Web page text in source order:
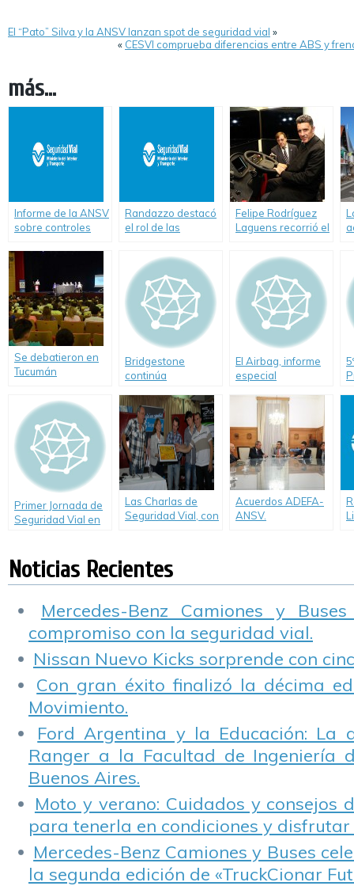
El “Pato” Silva y la ANSV lanzan spot de seguridad vial »
« CESVI comprueba diferencias entre ABS y
más...
Informe de la ANSV
sobre controles
semana largo
Randazzo destacó
el rol de las
familiares y pidió al
Congreso “que
trate el proyecto de
Alcohol 0 en rutas
Felipe Rodríguez
Laguens recorrió el
Capacitación de
Fadeeac, ubicado
en Escobar.
Se debatieron en
Tucumán
reducir incidentes
viales
Bridgestone
continúa
de la Seguridad
Vial
El Airbag, informe
especial
Primer Jornada de
Seguridad Vial en
Las Charlas de
Seguridad Vial, con
Paraná.
Acuerdos ADEFA-
ANSV.
Noticias Recientes
Mercedes-Benz Camiones y
compromiso con la seguridad vial.
Nissan Nuevo Kicks sorprende con
Con gran éxito finalizó la décima
Movimiento.
Ford Argentina y la Educación: La
Ranger a la Facultad de Ingeniería
Buenos Aires.
Moto y verano: Cuidados y consejos
para tenerla en condiciones y disfrutar
Mercedes-Benz Camiones y Buses
la segunda edición de «TruckCionar